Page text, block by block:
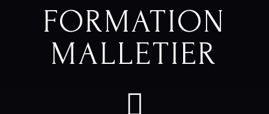
FORMATION
MALLETIER